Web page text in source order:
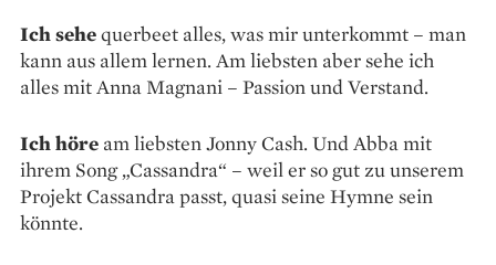
Ich sehequerbeet alles, was mir unterkommt – man
kann aus allem lernen. Am liebsten aber sehe ich
alles mit Anna Magnani – Passion und Verstand.
Ich höre am liebsten Jonny Cash. Und Abba mit
ihrem Song „Cassandra“ – weil er so gut zu unserem
Projekt Cassandra passt, quasi seine Hymne sein
könnte.